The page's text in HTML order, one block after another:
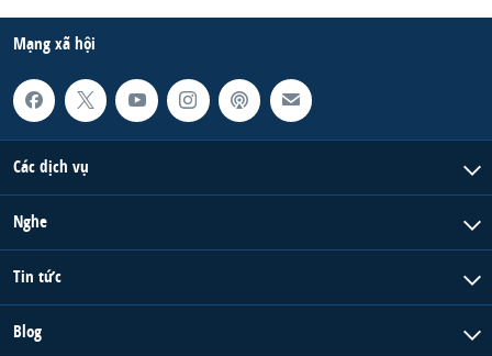
Mạng xã hội
Các dịch vụ
Nghe
Tin tức
Blog